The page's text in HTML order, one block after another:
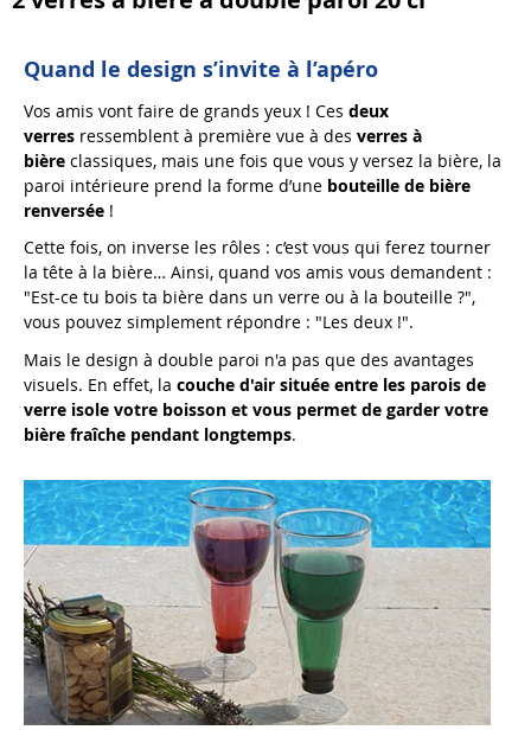
Quand le design s’invite à l’apéro
Vos amis vont faire de grands yeux ! Cesdeux
verres ressemblent à première vue à desverres à
bière classiques, mais une fois que vous y versez la bière, la
paroi intérieure prend la forme d’une bouteille de bière
renversée !
Cette fois, on inverse les rôles : c’est vous qui ferez tourner
la tête à la bière… Ainsi, quand vos amis vous demandent :
"Est-ce tu bois ta bière dans un verre ou à la bouteille ?",
vous pouvez simplement répondre : "Les deux !".
Mais le design à double paroi n'a pas que des avantages
visuels. En effet, lacouche d'air située entre les parois de
verre isole votre boisson et vous permet de garder votre
bière fraîche pendant longtemps.